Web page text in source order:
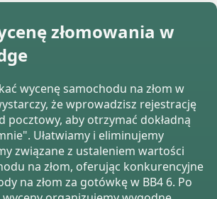
złomowania w
wycenę samochodu na złom w
że wprowadzisz rejestrację
pocztowy, aby otrzymać dokładną
Ułatwiamy i eliminujemy
związane z ustaleniem wartości
na złom, oferując konkurencyjne
na złom za gotówkę w BB4 6. Po